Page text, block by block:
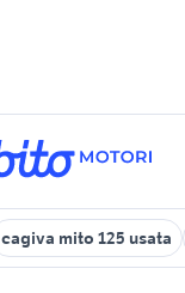
cagiva mito 125 usata